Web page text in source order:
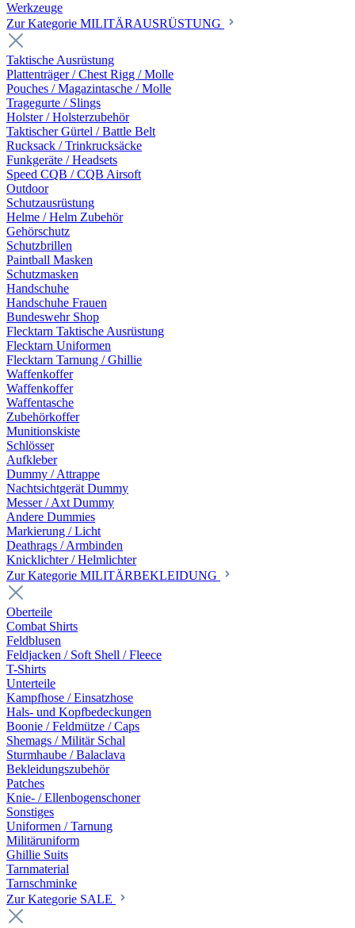
Werkzeuge
Zur Kategorie MILITÄRAUSRÜSTUNG
Taktische Ausrüstung
Plattenträger / Chest Rigg / Molle
Pouches / Magazintasche / Molle
Tragegurte / Slings
Holster / Holsterzubehör
Taktischer Gürtel / Battle Belt
Rucksack / Trinkrucksäcke
Funkgeräte / Headsets
Speed CQB / CQB Airsoft
Outdoor
Schutzausrüstung
Helme / Helm Zubehör
Gehörschutz
Schutzbrillen
Paintball Masken
Schutzmasken
Handschuhe
Handschuhe Frauen
Bundeswehr Shop
Flecktarn Taktische Ausrüstung
Flecktarn Uniformen
Flecktarn Tarnung / Ghillie
Waffenkoffer
Waffenkoffer
Waffentasche
Zubehörkoffer
Munitionskiste
Schlösser
Aufkleber
Dummy / Attrappe
Nachtsichtgerät Dummy
Messer / Axt Dummy
Andere Dummies
Markierung / Licht
Deathrags / Armbinden
Knicklichter / Helmlichter
Zur Kategorie MILITÄRBEKLEIDUNG
Oberteile
Combat Shirts
Feldblusen
Feldjacken / Soft Shell / Fleece
T-Shirts
Unterteile
Kampfhose / Einsatzhose
Hals- und Kopfbedeckungen
Boonie / Feldmütze / Caps
Shemags / Militär Schal
Sturmhaube / Balaclava
Bekleidungszubehör
Patches
Knie- / Ellenbogenschoner
Sonstiges
Uniformen / Tarnung
Militäruniform
Ghillie Suits
Tarnmaterial
Tarnschminke
Zur Kategorie SALE